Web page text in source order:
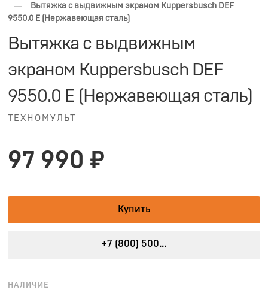
—
Вытяжка с выдвижным экраном Kuppersbusch DEF
9550.0 E (Нержавеющая сталь)
Вытяжка с выдвижным
экраном Kuppersbusch DEF
9550.0 E (Нержавеющая сталь)
ТЕХНОМУЛЬТ
97 990 ₽
Купить
+7 (800) 500...
НАЛИЧИЕ